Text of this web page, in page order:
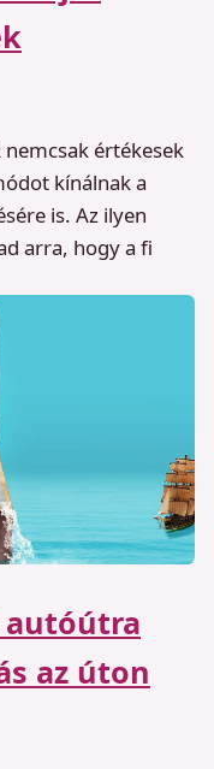
értékesek
kínálnak a
is. Az ilyen
arra, hogy a fi
autóútra
az úton